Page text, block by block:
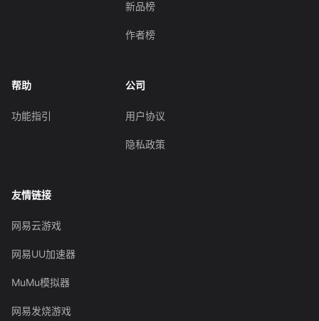
新品榜
作者榜
帮助
功能指引
公司
用户协议
隐私政策
友情链接
网易云游戏
网易UU加速器
MuMu模拟器
网易发烧游戏